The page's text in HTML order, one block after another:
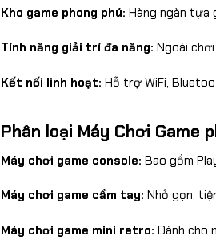
Kho game phong phú: Hàng ngàn tựa
Tính năng giải trí đa năng: Ngoài
Kết nối linh hoạt: Hỗ trợ WiFi,
Phân loại Máy Chơi Game
Máy chơi game console: Bao gồm
Máy chơi game cầm tay: Nhỏ gọn,
Máy chơi game mini retro: Dành cho